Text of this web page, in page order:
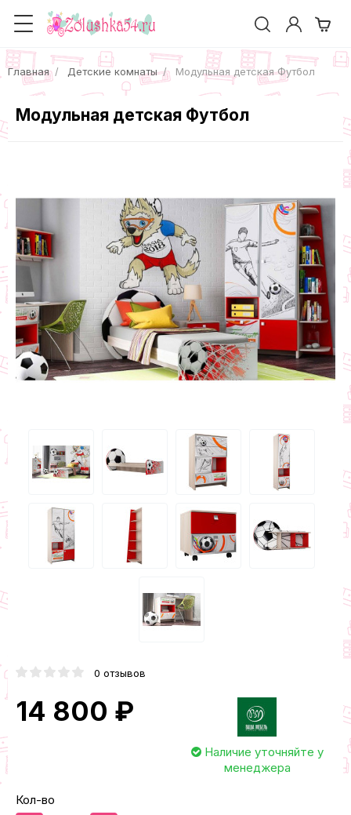
Главная Детские комнаты Модульная детская Футбол
Модульная детская Футбол
0 отзывов
14 800 ₽
Наличие уточняйте у
менеджера
Кол-во